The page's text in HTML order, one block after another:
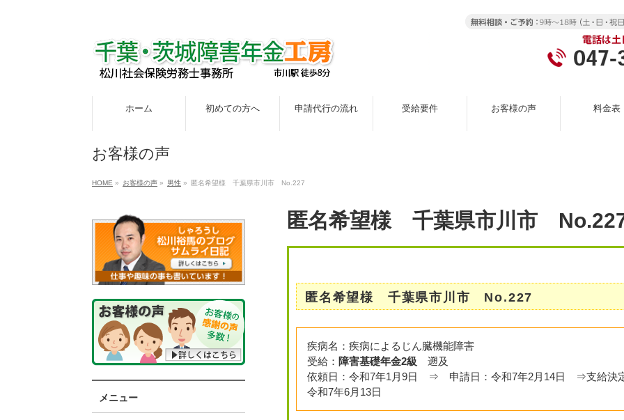
ホーム 初めての方へ 申請代行の流れ 受給要件 お客様の声 料金表
お客様の声
HOME » お客様の声 » 男性 » 匿名希望様 千葉県市川市 No.227
匿名希望様 千葉県市川市
匿名希望様 千葉県市川市 No.227
疾病名：疾病によるじん臓機能障害
受給： 障害基礎年金2級 遡及
依頼日：令和7年1月9日 ⇒ 申請日：令和7年2月14日 ⇒支給決
令和7年6月13日
メニュー